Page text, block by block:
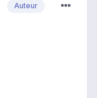
Auteur